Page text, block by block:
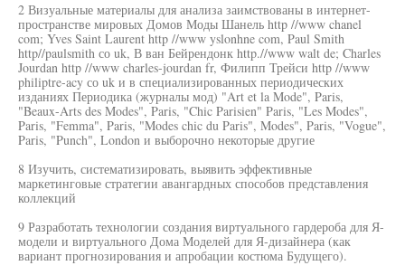
2 Визуальные материалы для анализа заимствованы в интернет-
пространстве мировых Домов Моды Шанель http //www chanel
com; Yves Saint Laurent http //www yslonhne com, Paul Smith
http//paulsmith со uk, В ван Бейрендонк http.//www walt de; Charles
Jourdan http //www charles-jourdan fr, Филипп Трейси http //www
philiptre-acy со uk и в специализированных периодических
изданиях Периодика (журналы мод) "Art et la Mode", Paris,
"Beaux-Arts des Modes", Paris, "Chic Parisien" Paris, "Les Modes",
Paris, "Femma", Paris, "Modes chic du Paris", Modes", Paris, "Vogue",
Paris, "Punch", London и выборочно некоторые другие
8 Изучить, систематизировать, выявить эффективные
маркетинговые стратегии авангардных способов представления
коллекций
9 Разработать технологии создания виртуального гардероба для Я-
модели и виртуального Дома Моделей для Я-дизайнера (как
вариант прогнозирования и апробации костюма Будущего).